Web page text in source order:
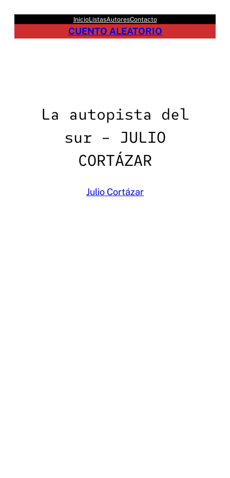
contenido
InicioListasAutoresContacto
CUENTO ALEATORIO
La autopista del
sur – JULIO
CORTÁZAR
Julio Cortázar